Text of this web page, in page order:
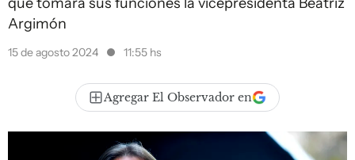
Argimón
15 de agosto 2024 11:55 hs
Agregar El Observador en